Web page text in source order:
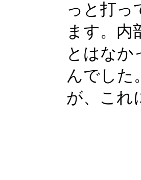
っと打っ
ます。内
とはなか
んでした
が、これ